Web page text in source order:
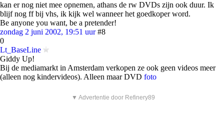
kan er nog niet mee opnemen, athans de rw DVDs zijn ook duur. Ik
blijf nog ff bij vhs, ik kijk wel wanneer het goedkoper word.
Be anyone you want, be a pretender!
zondag 2 juni 2002, 19:51 uur #8
0
Lt_BaseLine
Giddy Up!
Bij de mediamarkt in Amsterdam verkopen ze ook geen videos meer
(alleen nog kindervideos). Alleen maar DVD foto
▼ Advertentie door Refinery89